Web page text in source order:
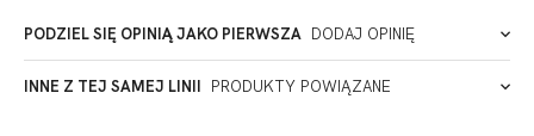
Polska
ADRES PUNKTU KONTAKTOWEGO
PODZIEL SIĘ OPINIĄ JAKO PIERWSZA DODAJ OPINIĘ
Miałeś już kontakt z naszym produktem? Zostaw opinię
INNE Z TEJ SAMEJ LINII PRODUKTY POWIĄZANE